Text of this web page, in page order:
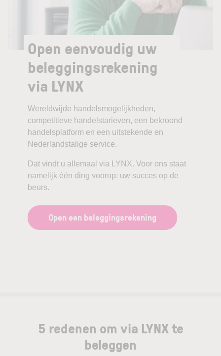
Open eenvoudig uw
beleggingsrekening
via LYNX
Wereldwijde handelsmogelijkheden,
competitieve handelstarieven, een bekroond
handelsplatform en een uitstekende en
Nederlandstalige service.
Dat vindt u allemaal via LYNX. Voor ons staat
namelijk één ding voorop: uw succes op de
beurs.
Open een beleggingsrekening
5 redenen om via LYNX te
beleggen